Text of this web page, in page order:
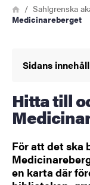
Länkstig
HemSahlgrenska
Medicinareberget
Sidans innehåll
Hitta till och på
För att det ska
en karta där